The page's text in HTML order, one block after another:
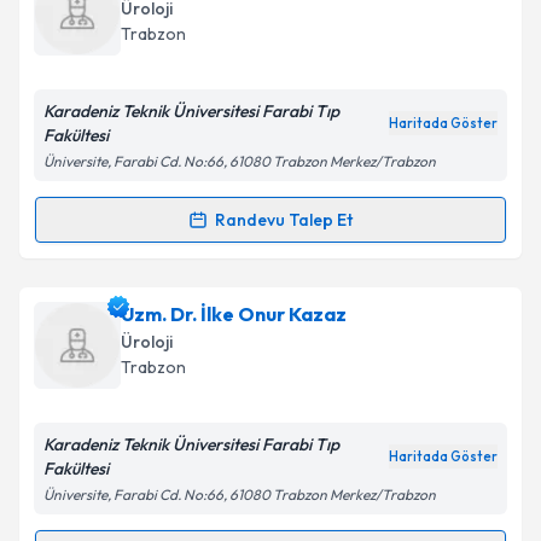
takvim hazırlandığında e-posta ile bilgilendireceğiz.
Kişisel verilerimin işlenmesine ilişkinAydınlatma
'ni okudum ve kişisel verilerimin belirtilen
kapsamda işlenmesini kabul ediyorum.
Takvim Talebini Gönder
Üroloji
Trabzon
Karadeniz Teknik Üniversitesi Farabi Tıp
Fakültesi
Haritada Göster
Üniversite, Farabi Cd. No:66, 61080 Trabzon Merkez/Trabzon
Randevu Talep Et
Randevu Takvimi Talebi
Prof. Dr. Abdullah Sivrikayaiçin randevu takvimi
talebi oluşturun. Size bu uzmandan randevu almanız
için bir takvim hazırlandığında e-posta ile
E-posta Adresiniz
Uzm. Dr. İlke Onur Kazaz
Üroloji
Trabzon
Karadeniz Teknik Üniversitesi Farabi Tıp
Fakültesi
Haritada Göster
Üniversite, Farabi Cd. No:66, 61080 Trabzon Merkez/Trabzon